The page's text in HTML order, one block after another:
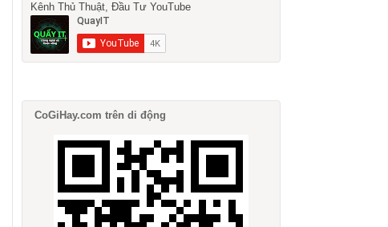
Kênh Thủ Thuật, Đầu Tư YouTube
CoGiHay.com trên di động